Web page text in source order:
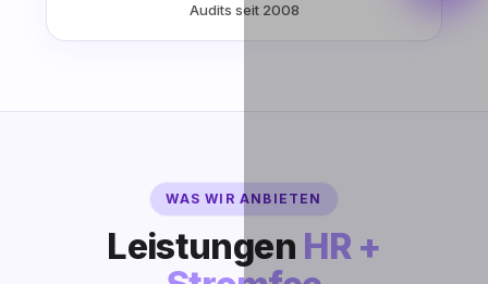
Audits seit 2008
WAS WIR ANBIETEN
Leistungen HR +